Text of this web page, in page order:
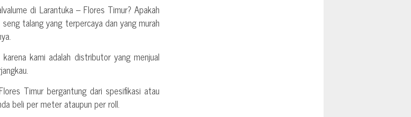
di Larantuka – Flores Timur? Apakah
talang yang terpercaya dan yang murah
kami adalah distributor yang menjual
Timur bergantung dari spesifikasi atau
beli per meter ataupun per roll.